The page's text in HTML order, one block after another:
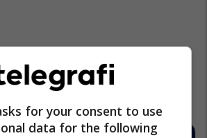
for your consent to use
data for the following